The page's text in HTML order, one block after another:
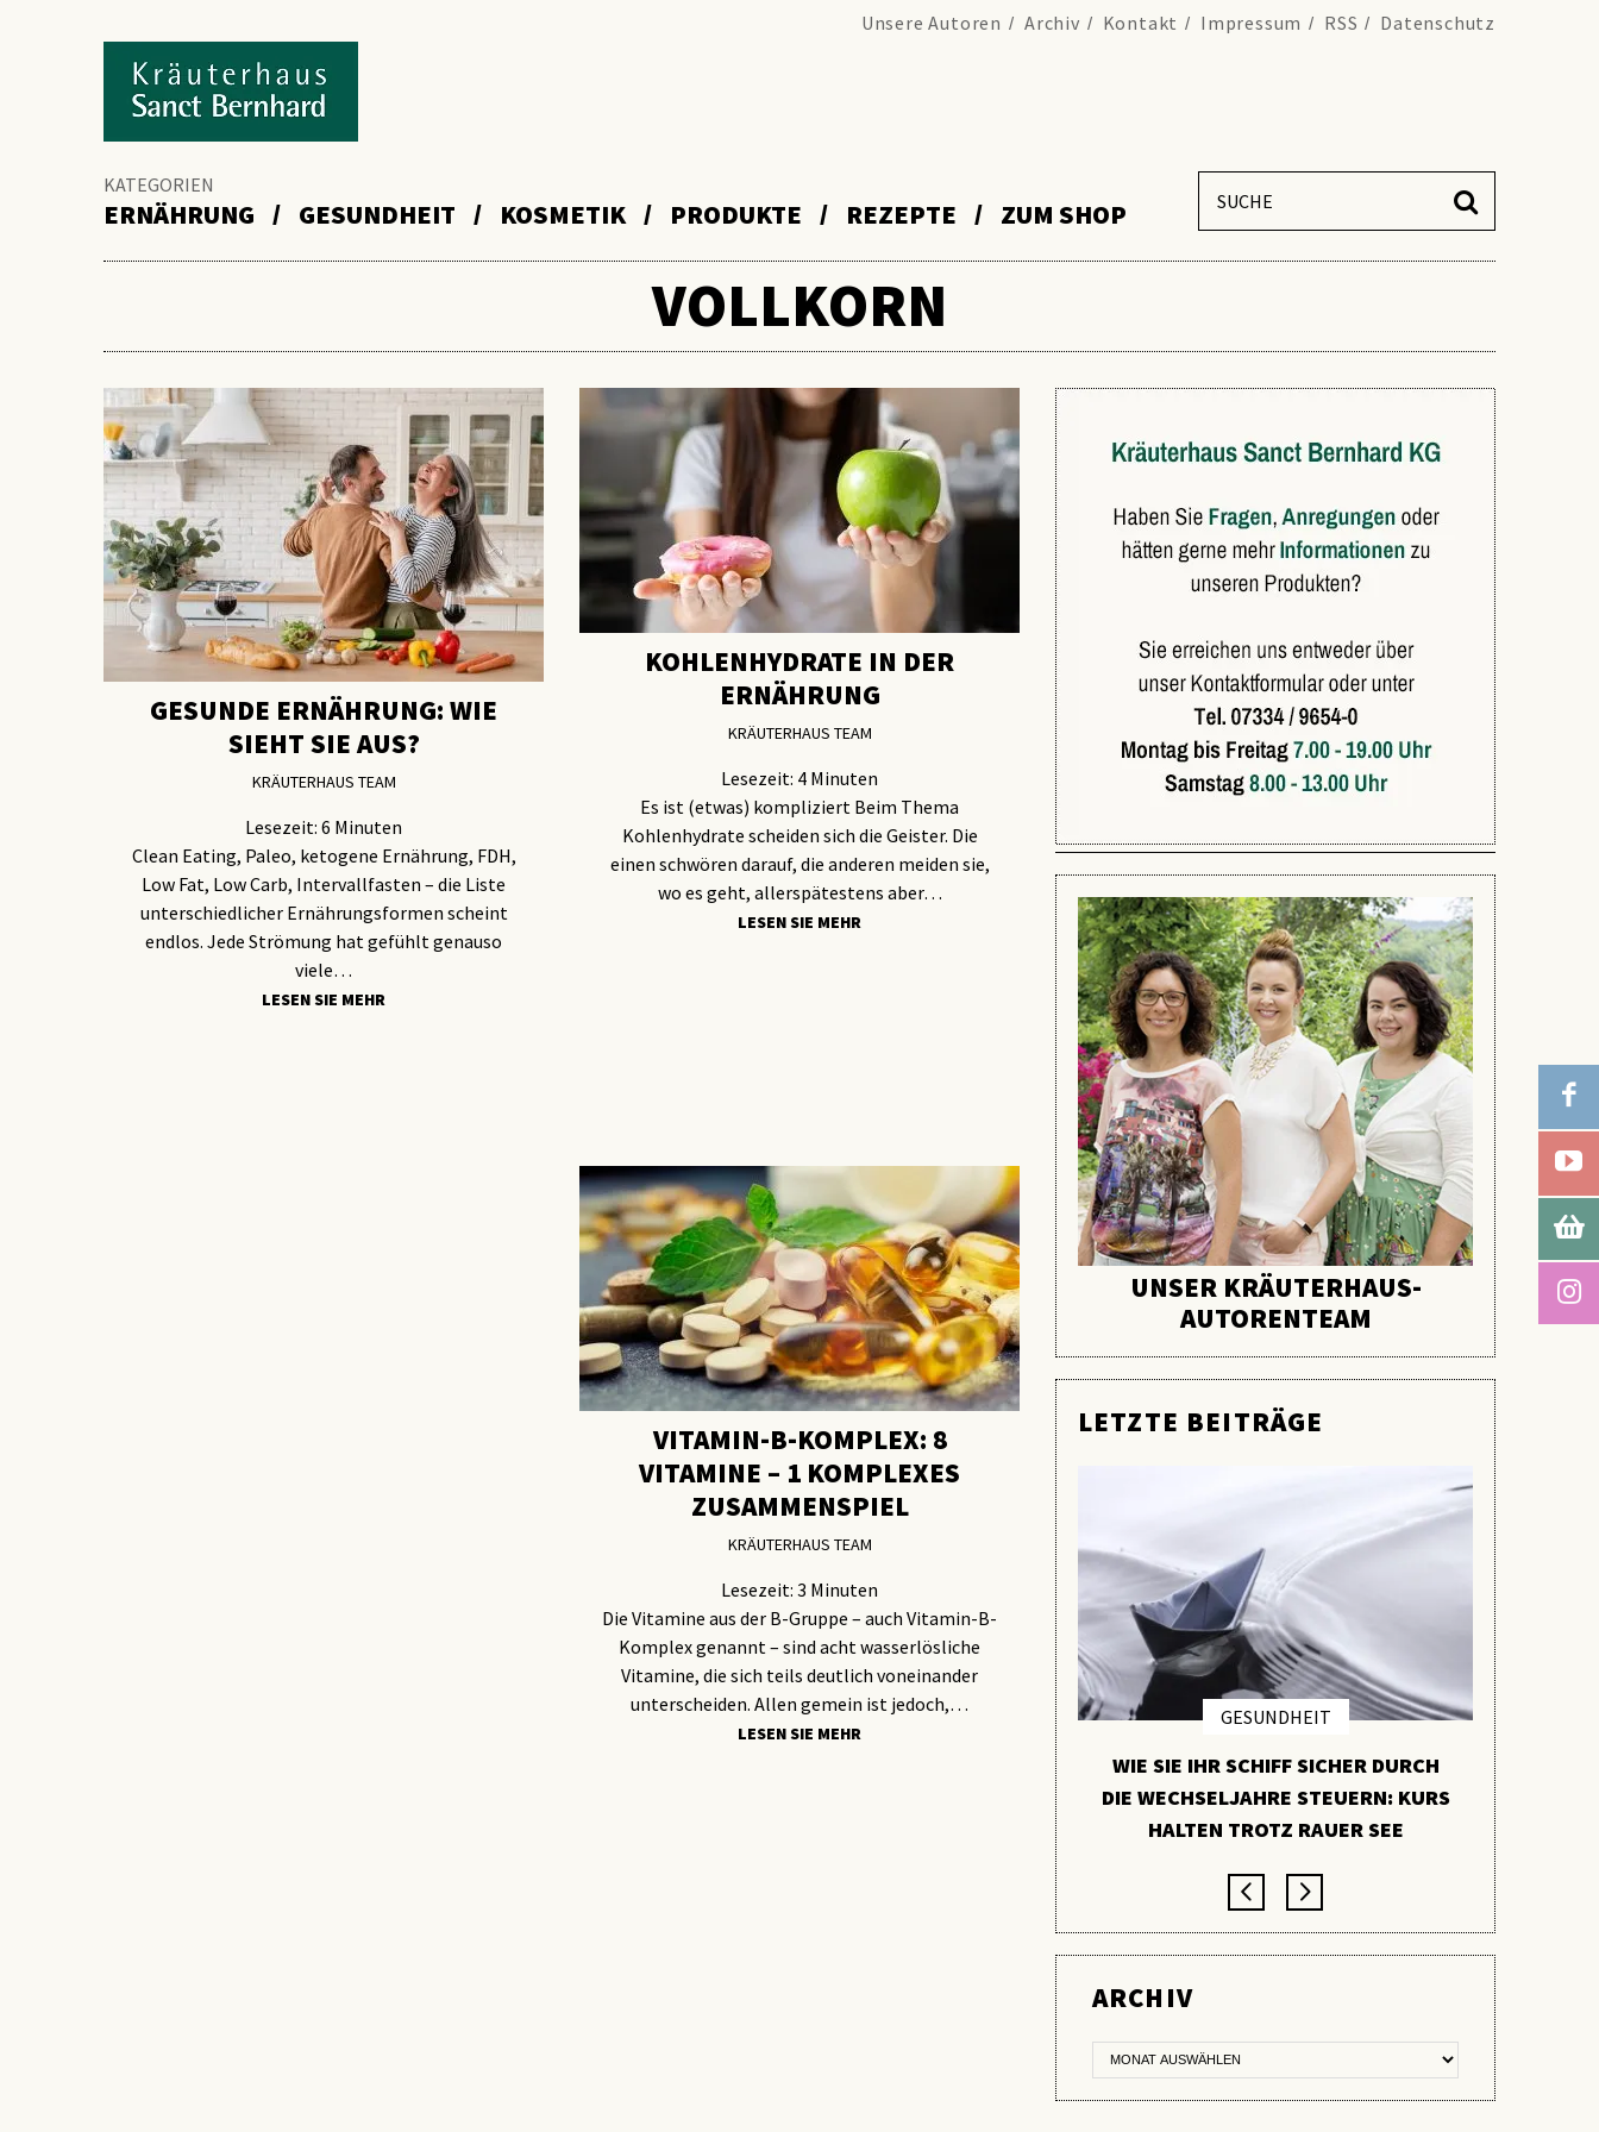
Unsere Autoren Archiv Kontakt Impressum RSS Datenschutz
KATEGORIEN
ERNÄHRUNG GESUNDHEIT KOSMETIK PRODUKTE REZEPTE ZUM SHOP
VOLLKORN
GESUNDE ERNÄHRUNG: WIE
SIEHT SIE AUS?
KRÄUTERHAUS TEAM
Lesezeit: 6 Minuten
Clean Eating, Paleo, ketogene Ernährung, FDH,
Low Fat, Low Carb, Intervallfasten – die Liste
unterschiedlicher Ernährungsformen scheint
endlos. Jede Strömung hat gefühlt genauso
viele…
LESEN SIE MEHR
KOHLENHYDRATE IN DER
ERNÄHRUNG
KRÄUTERHAUS TEAM
Lesezeit: 4 Minuten
Es ist (etwas) kompliziert Beim Thema
Kohlenhydrate scheiden sich die Geister. Die
einen schwören darauf, die anderen meiden sie,
wo es geht, allerspätestens aber…
LESEN SIE MEHR
VITAMIN-B-KOMPLEX: 8
VITAMINE – 1 KOMPLEXES
ZUSAMMENSPIEL
KRÄUTERHAUS TEAM
Lesezeit: 3 Minuten
Die Vitamine aus der B-Gruppe – auch Vitamin-B-
Komplex genannt – sind acht wasserlösliche
Vitamine, die sich teils deutlich voneinander
unterscheiden. Allen gemein ist jedoch,…
LESEN SIE MEHR
UNSER KRÄUTERHAUS-
AUTORENTEAM
LETZTE BEITRÄGE
KOSMETIK GESUNDHEIT
WIE SIE IHR SCHIFF SICHER DURCH
DIE WECHSELJAHRE STEUERN: KURS
HALTEN TROTZ RAUER SEE
ARCHIV